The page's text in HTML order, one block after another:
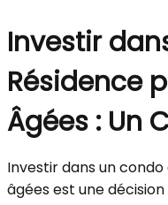
Investir
Résidence
Âgées : Un
Investir dans un
âgées est une